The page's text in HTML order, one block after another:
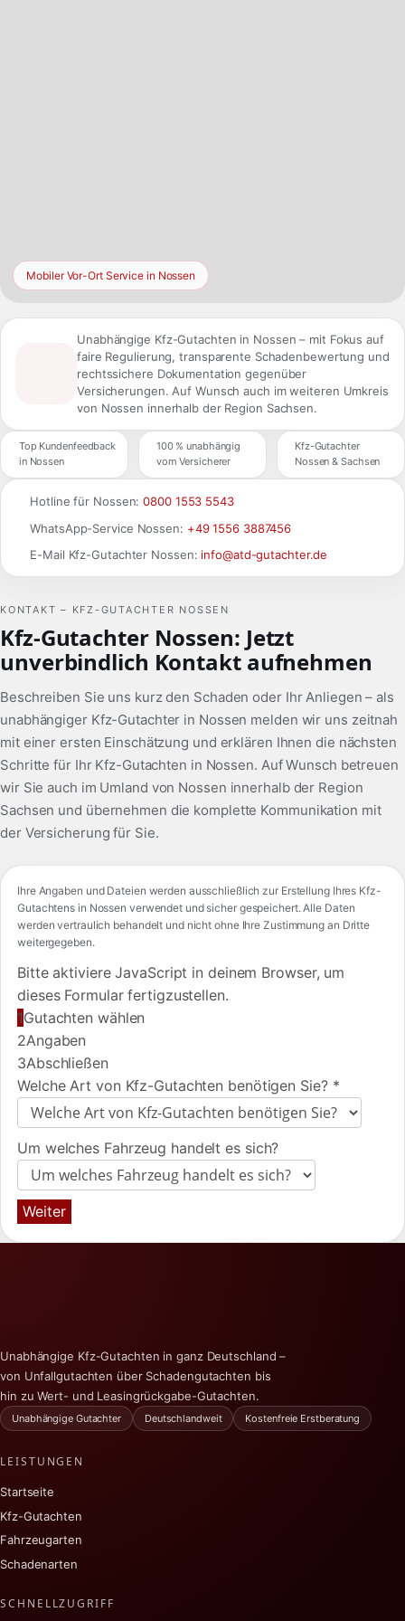
KONTAKT – KFZ-GUTACHTER NOSSEN
Kfz-Gutachter Nossen: Jetzt
unverbindlich Kontakt aufnehmen
Beschreiben Sie uns kurz den Schaden oder Ihr Anliegen – als
unabhängiger Kfz-Gutachter in Nossen melden wir uns zeitnah
mit einer ersten Einschätzung und erklären Ihnen die nächsten
Schritte für Ihr Kfz-Gutachten in Nossen. Auf Wunsch betreuen
wir Sie auch im Umland von Nossen innerhalb der Region
Sachsen und übernehmen die komplette Kommunikation mit
der Versicherung für Sie.
Ihre Angaben und Dateien werden ausschließlich zur Erstellung Ihres Kfz-
Gutachtens in Nossen verwendet und sicher gespeichert. Alle Daten
werden vertraulich behandelt und nicht ohne Ihre Zustimmung an Dritte
weitergegeben.
Bitte aktiviere JavaScript in deinem Browser, um
dieses Formular fertigzustellen.
1Gutachten wählen
2Angaben
3Abschließen
Welche Art von Kfz-Gutachten benötigen Sie? *
Um welches Fahrzeug handelt es sich?
Weiter
Mobiler Vor-Ort Service in Nossen
Unabhängige Kfz-Gutachten in Nossen – mit Fokus auf
faire Regulierung, transparente Schadenbewertung und
rechtssichere Dokumentation gegenüber
Versicherungen. Auf Wunsch auch im weiteren Umkreis
von Nossen innerhalb der Region Sachsen.
Top Kundenfeedback
in Nossen
100 % unabhängig
vom Versicherer
Kfz-Gutachter
Nossen & Sachsen
Hotline für Nossen:0800 1553 5543
WhatsApp-Service Nossen: +49 1556 3887456
E-Mail Kfz-Gutachter Nossen: info@atd-gutachter.de
Unabhängige Kfz-Gutachten in ganz Deutschland –
von Unfallgutachten über Schadengutachten bis
hin zu Wert- und Leasingrückgabe-Gutachten.
Unabhängige Gutachter Deutschlandweit Kostenfreie Erstberatung
LEISTUNGEN
Startseite
Kfz-Gutachten
Fahrzeugarten
Schadenarten
SCHNELLZUGRIFF